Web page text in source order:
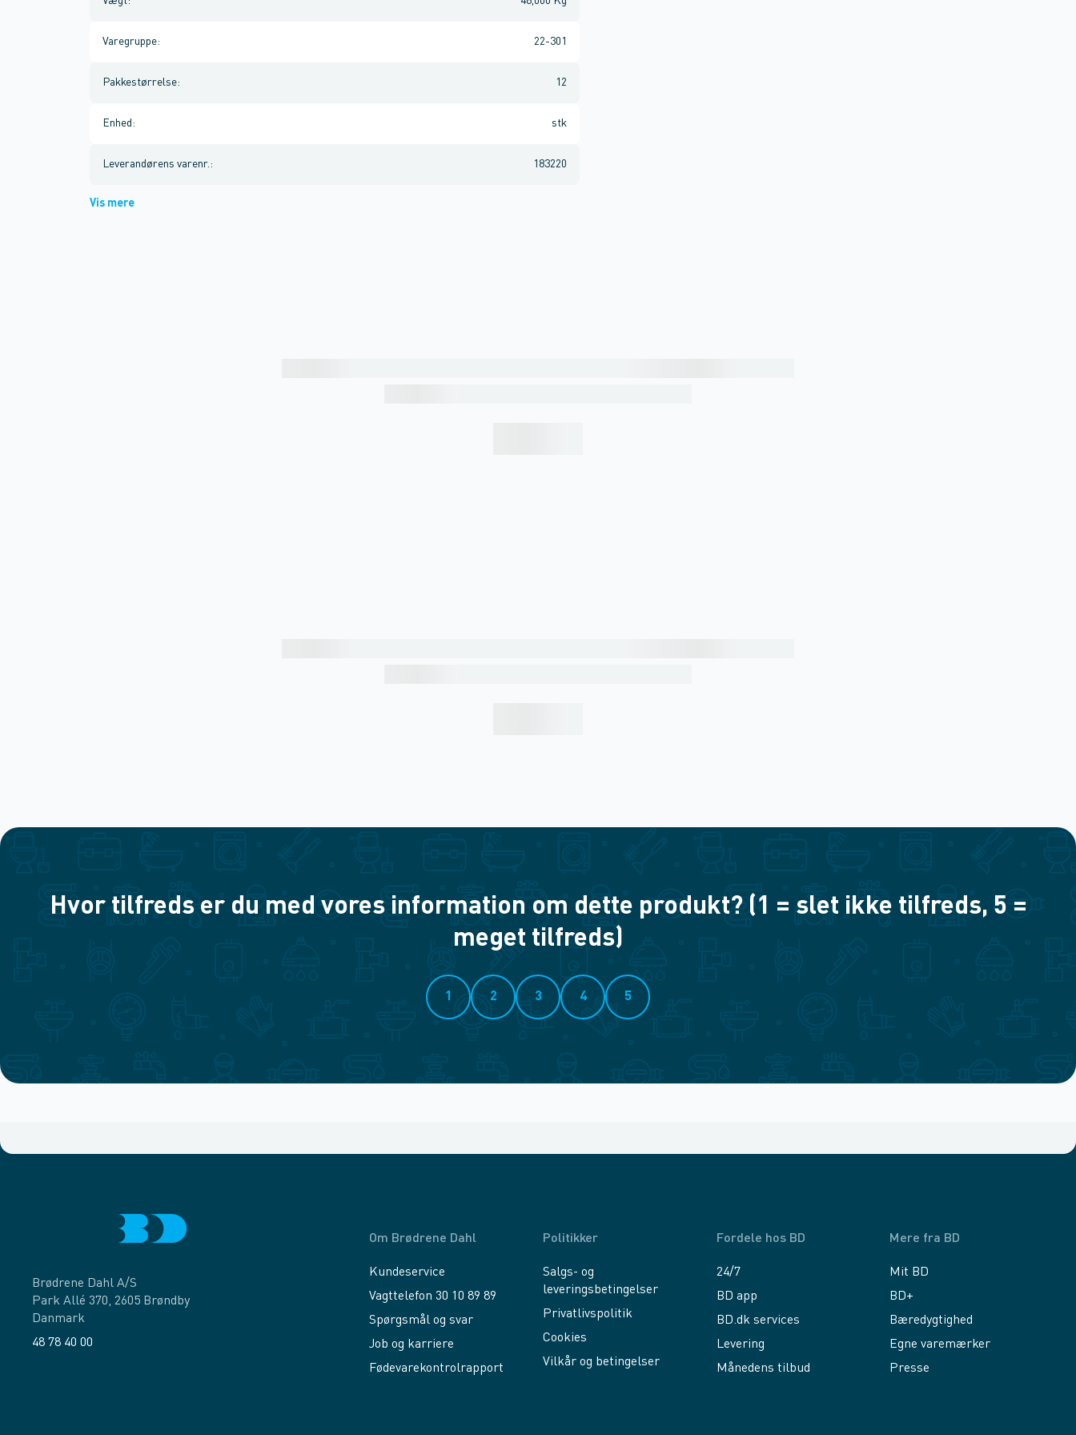
Varegruppe: 22-301
Pakkestørrelse: 12
Enhed : stk
Leverandørens varenr. : 183220
Vis mere
Hvor tilfreds er du med vores information om dette produkt? (1 = slet ikke tilfreds, 5 =
meget tilfreds)
1 2 3 4 5
Brødrene Dahl A/S
Park Allé 370, 2605 Brøndby
Danmark
48 78 40 00
Om Brødrene Dahl
Kundeservice
Vagttelefon 30 10 89 89
Spørgsmål og svar
Job og karriere
Fødevarekontrolrapport
Politikker
Salgs- og
leveringsbetingelser
Privatlivspolitik
Cookies
Vilkår og betingelser
Fordele hos BD
24/7
BD app
BD.dk services
Levering
Månedens tilbud
Mere fra BD
Mit BD
BD+
Bæredygtighed
Egne varemærker
Presse